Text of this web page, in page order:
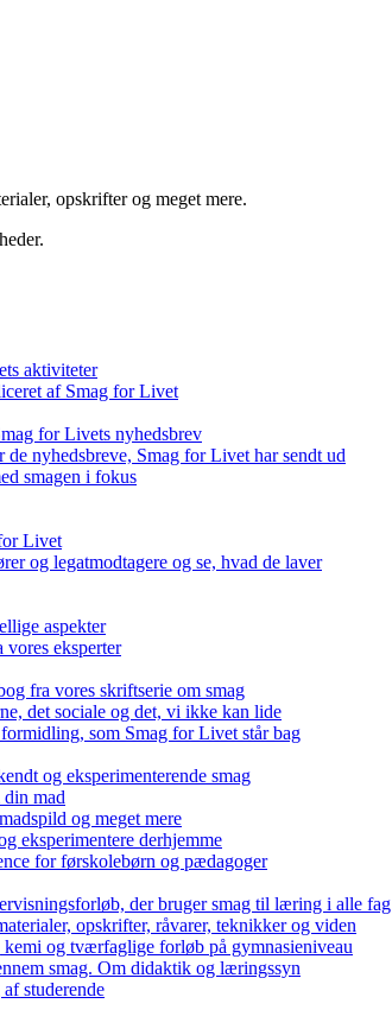
opskrifter og meget mere.
aktiviteter
af Smag for Livet
for Livets nyhedsbrev
nyhedsbreve, Smag for Livet har sendt ud
smagen i fokus
Livet
og legatmodtagere og se, hvad de laver
aspekter
eksperter
fra vores skriftserie om smag
det sociale og det, vi ikke kan lide
som Smag for Livet står bag
og eksperimenterende smag
mad
og meget mere
eksperimentere derhjemme
for førskolebørn og pædagoger
der bruger smag til læring i alle fag
opskrifter, råvarer, teknikker og viden
og tværfaglige forløb på gymnasieniveau
smag. Om didaktik og læringssyn
studerende